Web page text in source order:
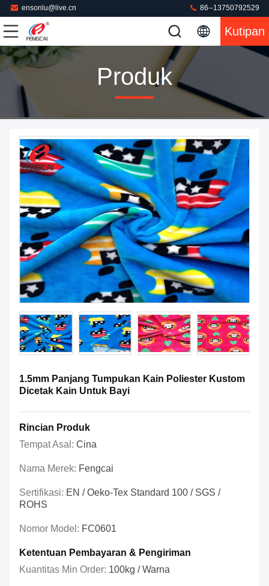
ensonlu@live.cn 86--13750792529
Kutipan
Produk
1.5mm Panjang Tumpukan Kain Poliester Kustom
Dicetak Kain Untuk Bayi
Rincian Produk
Tempat Asal: Cina
Nama Merek: Fengcai
Sertifikasi: EN / Oeko-Tex Standard 100 / SGS /
ROHS
Nomor Model: FC0601
Ketentuan Pembayaran & Pengiriman
Kuantitas Min Order: 100kg / Warna